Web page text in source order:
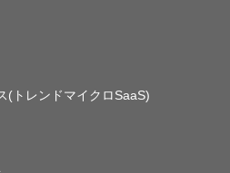
(トレンドマイクロSaaS)